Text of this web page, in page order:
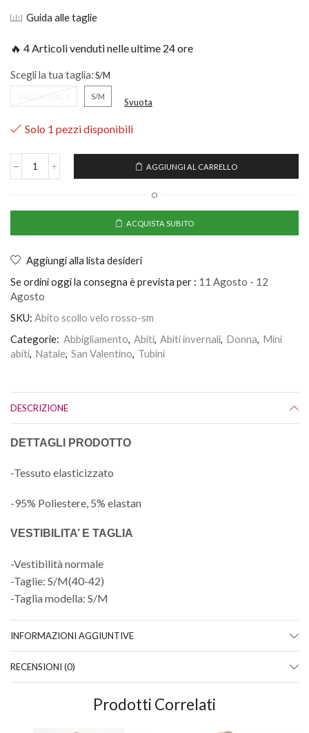
Guida alle taglie
🔥 4 Articoli venduti nelle ultime 24 ore
Scegli la tua taglia:
TAGLIA UNICA S/M Svuota
Solo 1 pezzi disponibili
AGGIUNGI AL CARRELLO
O
ACQUISTA SUBITO
Aggiungi alla lista desideri
Se ordini oggi la consegna è prevista per : 11 Agosto - 12
Agosto
SKU: Abito scollo velo rosso-sm
Categorie: Abbigliamento, Abiti, Abiti invernali, Donna, Mini
abiti, Natale, San Valentino, Tubini
DESCRIZIONE
DETTAGLI PRODOTTO
-Tessuto elasticizzato
-95% Poliestere, 5% elastan
VESTIBILITA’ E TAGLIA
-Vestibilità normale
-Taglie: S/M(40-42)
-Taglia modella: S/M
INFORMAZIONI AGGIUNTIVE
RECENSIONI (0)
Prodotti Correlati